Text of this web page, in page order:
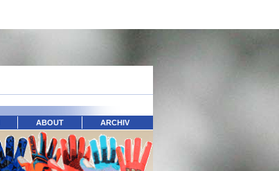
ABOUT ARCHIV